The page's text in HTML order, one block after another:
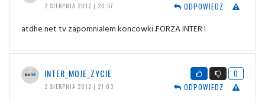
2 SIERPNIA 2012 | 20:57
ODPOWIEDZ
atdhe net tv zapomnialem koncowki..FORZA INTER !
INTER_MOJE_ZYCIE
2 SIERPNIA 2012 | 21:03
0
ODPOWIEDZ